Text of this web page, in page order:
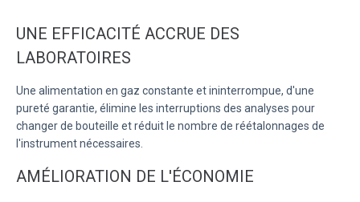
UNE EFFICACITÉ ACCRUE DES
LABORATOIRES
Une alimentation en gaz constante et ininterrompue, d'une
pureté garantie, élimine les interruptions des analyses pour
changer de bouteille et réduit le nombre de réétalonnages de
l'instrument nécessaires.
AMÉLIORATION DE L'ÉCONOMIE